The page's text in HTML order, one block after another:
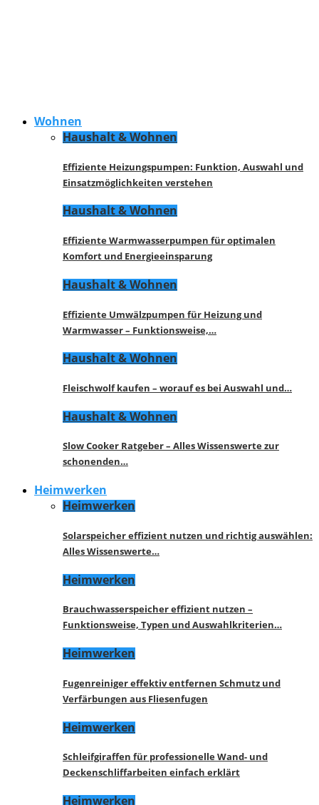
Wohnen
Haushalt & Wohnen
Effiziente Heizungspumpen: Funktion, Auswahl und
Einsatzmöglichkeiten verstehen
Haushalt & Wohnen
Effiziente Warmwasserpumpen für optimalen
Komfort und Energieeinsparung
Haushalt & Wohnen
Effiziente Umwälzpumpen für Heizung und
Warmwasser – Funktionsweise,…
Haushalt & Wohnen
Fleischwolf kaufen – worauf es bei Auswahl und…
Haushalt & Wohnen
Slow Cooker Ratgeber – Alles Wissenswerte zur
schonenden…
Heimwerken
Heimwerken
Solarspeicher effizient nutzen und richtig auswählen:
Alles Wissenswerte…
Heimwerken
Brauchwasserspeicher effizient nutzen –
Funktionsweise, Typen und Auswahlkriterien…
Heimwerken
Fugenreiniger effektiv entfernen Schmutz und
Verfärbungen aus Fliesenfugen
Heimwerken
Schleifgiraffen für professionelle Wand- und
Deckenschliffarbeiten einfach erklärt
Heimwerken